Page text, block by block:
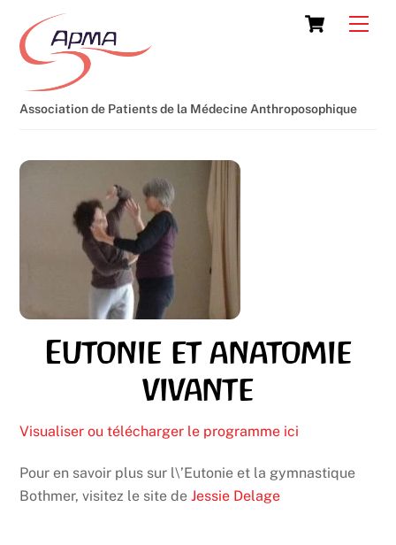
content
Cart
Association de Patients de la Médecine Anthroposophique
Eutonie et anatomie
vivante
Visualiser ou télécharger le programme ici
Pour en savoir plus sur l\’Eutonie et la gymnastique
Bothmer, visitez le site deJessie Delage